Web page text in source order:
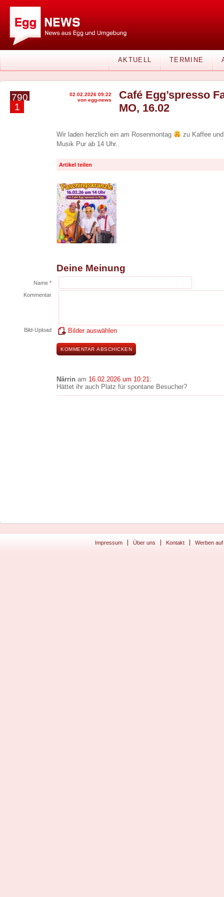
AKTUELL TERMINE
790
1
02.02.2026 09:22
von egg-news
Café Egg’spresso
MO, 16.02
Wir laden herzlich ein am Rosenmontag
zu Kaffee
Musik Pur ab 14 Uhr..
Artikel teilen
Deine Meinung
Name *
Kommentar
Bild-Upload Bilder auswählen
Närrin am 16.02.2026 um 10:21:
Hättet ihr auch Platz für spontane Besucher?
Impressum Über uns Kontakt Werben